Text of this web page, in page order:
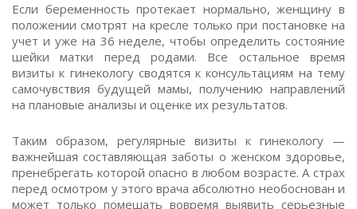
Если беременность протекает нормально, женщину в
положении смотрят на кресле только при постановке на
учет и уже на 36 неделе, чтобы определить состояние
шейки матки перед родами. Все остальное время
визиты к гинекологу сводятся к консультациям на тему
самочувствия будущей мамы, получению направлений
на плановые анализы и оценке их результатов.
Таким образом, регулярные визиты к гинекологу —
важнейшая составляющая заботы о женском здоровье,
пренебрегать которой опасно в любом возрасте. А страх
перед осмотром у этого врача абсолютно необоснован и
может только помешать вовремя выявить серьезные